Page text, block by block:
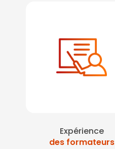
Expérience
des formateurs